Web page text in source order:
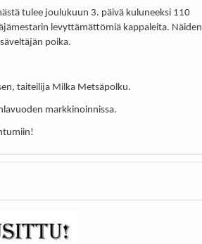
tulee joulukuun 3. päivä kuluneeksi 110
levyttämättömiä kappaleita. Näiden
poika.
taiteilija Milka Metsäpolku.
markkinoinnissa.